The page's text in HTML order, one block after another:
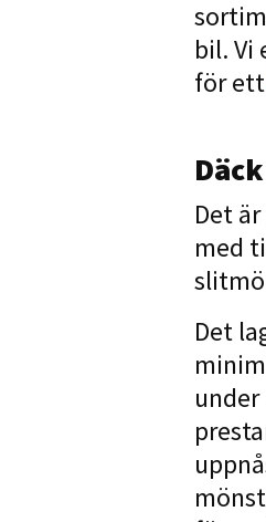
bil. Vi
för ett
Det
med
Det